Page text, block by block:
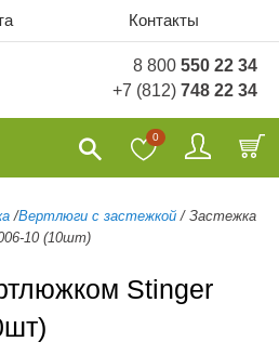
Контакты
8 800 550 22 34
+7 (812) 748 22 34
0
/Вертлюги с застежкой / Застежка
10 (10шт)
Stinger